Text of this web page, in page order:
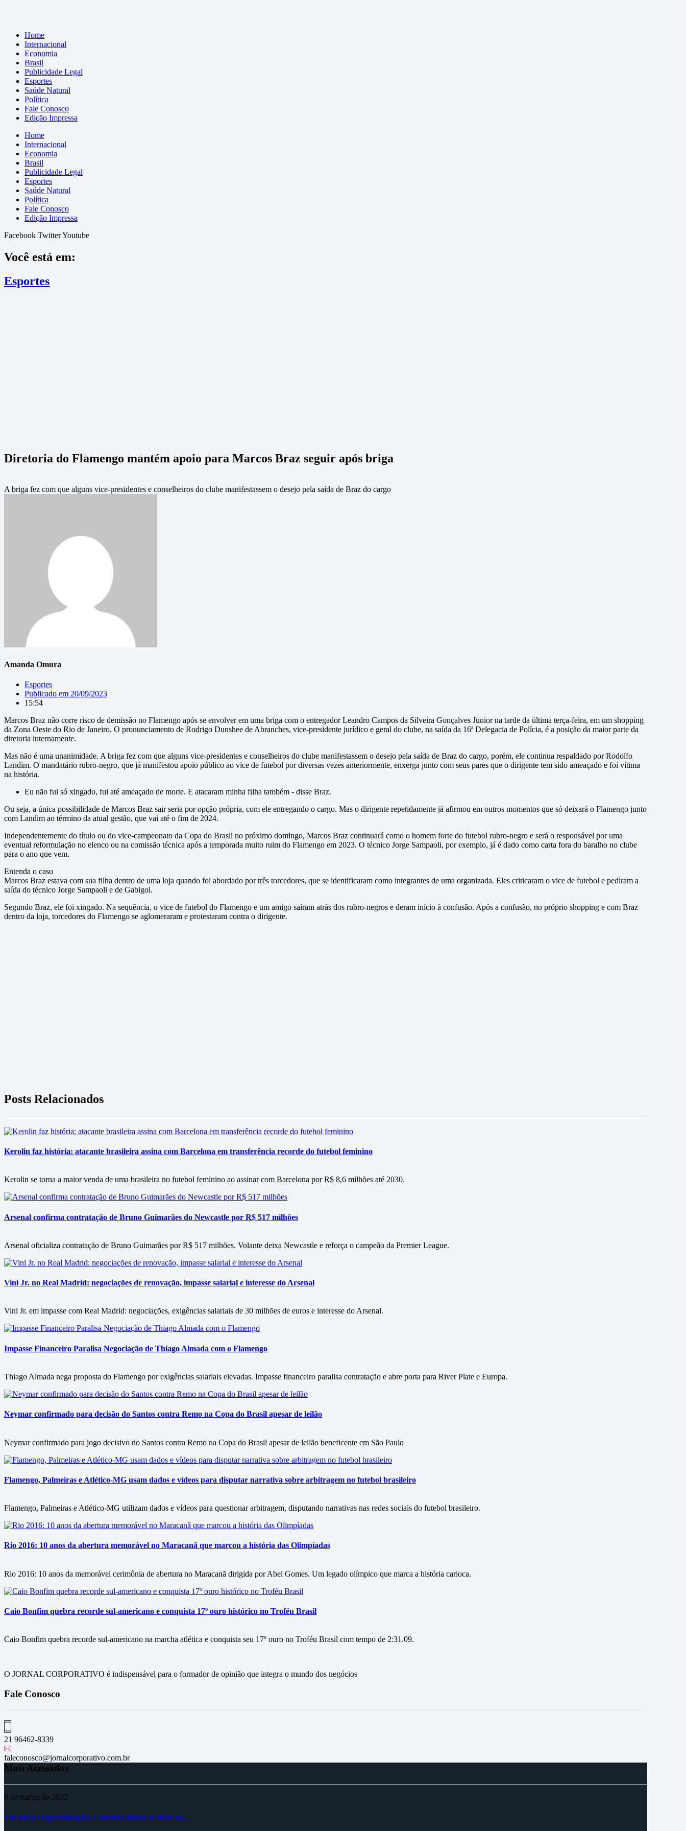
Home
Internacional
Economia
Brasil
Publicidade Legal
Esportes
Saúde Natural
Política
Fale Conosco
Edição Impressa
Home
Internacional
Economia
Brasil
Publicidade Legal
Esportes
Saúde Natural
Política
Fale Conosco
Edição Impressa
Facebook TwitterYoutube
Você está em:
Esportes
Diretoria do Flamengo mantém apoio para Marcos Braz seguir após briga
A briga fez com que alguns vice-presidentes e conselheiros do clube manifestassem o desejo pela saída de Braz do cargo
Amanda Omura
Esportes
Publicado em 20/09/2023
15:54
Marcos Braz não corre risco de demissão no Flamengo após se envolver em uma briga com o entregador Leandro Campos da Silveira Gonçalves Junior na tarde da última terça-feira, em um shopping
da Zona Oeste do Rio de Janeiro. O pronunciamento de Rodrigo Dunshee de Abranches, vice-presidente jurídico e geral do clube, na saída da 16ª Delegacia de Polícia, é a posição da maior parte da
diretoria internamente.
Mas não é uma unanimidade. A briga fez com que alguns vice-presidentes e conselheiros do clube manifestassem o desejo pela saída de Braz do cargo, porém, ele continua respaldado por Rodolfo
Landim. O mandatário rubro-negro, que já manifestou apoio público ao vice de futebol por diversas vezes anteriormente, enxerga junto com seus pares que o dirigente tem sido ameaçado e foi vítima
na história.
Eu não fui só xingado, fui até ameaçado de morte. E atacaram minha filha também - disse Braz.
Ou seja, a única possibilidade de Marcos Braz sair seria por opção própria, com ele entregando o cargo. Mas o dirigente repetidamente já afirmou em outros momentos que só deixará o Flamengo junto
com Landim ao término da atual gestão, que vai até o fim de 2024.
Independentemente do título ou do vice-campeonato da Copa do Brasil no próximo domingo, Marcos Braz continuará como o homem forte do futebol rubro-negro e será o responsável por uma
eventual reformulação no elenco ou na comissão técnica após a temporada muito ruim do Flamengo em 2023. O técnico Jorge Sampaoli, por exemplo, já é dado como carta fora do baralho no clube
para o ano que vem.
Entenda o caso
Marcos Braz estava com sua filha dentro de uma loja quando foi abordado por três torcedores, que se identificaram como integrantes de uma organizada. Eles criticaram o vice de futebol e pediram a
saída do técnico Jorge Sampaoli e de Gabigol.
Segundo Braz, ele foi xingado. Na sequência, o vice de futebol do Flamengo e um amigo saíram atrás dos rubro-negros e deram início à confusão. Após a confusão, no próprio shopping e com Braz
dentro da loja, torcedores do Flamengo se aglomeraram e protestaram contra o dirigente.
Posts Relacionados
Kerolin faz história: atacante brasileira assina com Barcelona em transferência recorde do futebol feminino
Kerolin se torna a maior venda de uma brasileira no futebol feminino ao assinar com Barcelona por R$ 8,6 milhões até 2030.
Arsenal confirma contratação de Bruno Guimarães do Newcastle por R$ 517 milhões
Arsenal oficializa contratação de Bruno Guimarães por R$ 517 milhões. Volante deixa Newcastle e reforça o campeão da Premier League.
Vini Jr. no Real Madrid: negociações de renovação, impasse salarial e interesse do Arsenal
Vini Jr. em impasse com Real Madrid: negociações, exigências salariais de 30 milhões de euros e interesse do Arsenal.
Impasse Financeiro Paralisa Negociação de Thiago Almada com o Flamengo
Thiago Almada nega proposta do Flamengo por exigências salariais elevadas. Impasse financeiro paralisa contratação e abre porta para River Plate e Europa.
Neymar confirmado para decisão do Santos contra Remo na Copa do Brasil apesar de leilão
Neymar confirmado para jogo decisivo do Santos contra Remo na Copa do Brasil apesar de leilão beneficente em São Paulo
Flamengo, Palmeiras e Atlético-MG usam dados e vídeos para disputar narrativa sobre arbitragem no futebol brasileiro
Flamengo, Palmeiras e Atlético-MG utilizam dados e vídeos para questionar arbitragem, disputando narrativas nas redes sociais do futebol brasileiro.
Rio 2016: 10 anos da abertura memorável no Maracanã que marcou a história das Olimpíadas
Rio 2016: 10 anos da memorável cerimônia de abertura no Maracanã dirigida por Abel Gomes. Um legado olímpico que marca a história carioca.
Caio Bonfim quebra recorde sul-americano e conquista 17º ouro histórico no Troféu Brasil
Caio Bonfim quebra recorde sul-americano na marcha atlética e conquista seu 17º ouro no Troféu Brasil com tempo de 2:31.09.
O JORNAL CORPORATIVO é indispensável para o formador de opinião que integra o mundo dos negócios
Fale Conosco
21 96462-8339
faleconosco@jornalcorporativo.com.br
Mais Acessados
9 de março de 2022
Em nova reaproximação, Cruzeiro busca se fixar no…